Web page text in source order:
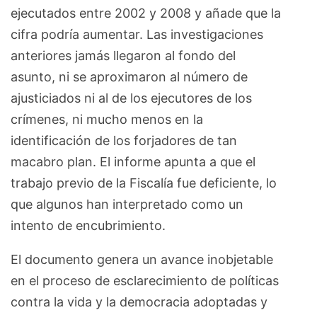
ejecutados entre 2002 y 2008 y añade que la
cifra podría aumentar. Las investigaciones
anteriores jamás llegaron al fondo del
asunto, ni se aproximaron al número de
ajusticiados ni al de los ejecutores de los
crímenes, ni mucho menos en la
identificación de los forjadores de tan
macabro plan. El informe apunta a que el
trabajo previo de la Fiscalía fue deficiente, lo
que algunos han interpretado como un
intento de encubrimiento.
El documento genera un avance inobjetable
en el proceso de esclarecimiento de políticas
contra la vida y la democracia adoptadas y